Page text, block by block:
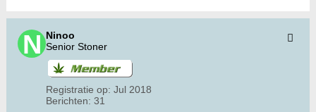
Ninoo
Senior Stoner
Registratie op: Jul 2018
Berichten: 31